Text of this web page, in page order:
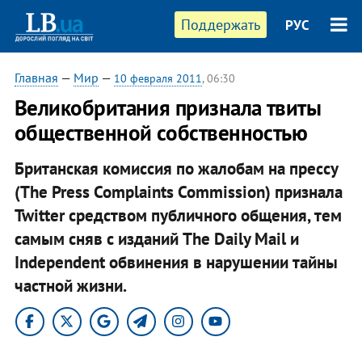
Поддержать РУС
Главная — Мир — 10 февраля 2011, 06:30
Великобритания признала твиты
общественной собственностью
Британская комиссия по жалобам на прессу
(The Press Complaints Commission) признала
Twitter средством публичного общения, тем
самым сняв с изданий The Daily Mail и
Independent обвинения в нарушении тайны
частной жизни.